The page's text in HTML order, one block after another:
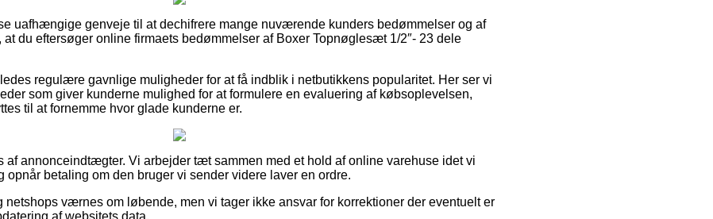
uafhængige genveje til at dechifrere mange nuværende kunders bedømmelser og af
du eftersøger online firmaets bedømmelser af Boxer Topnøglesæt 1/2″- 23 dele
regulære gavnlige muligheder for at få indblik i netbutikkens popularitet. Her ser vi
som giver kunderne mulighed for at formulere en evaluering af købsoplevelsen,
til at fornemme hvor glade kunderne er.
af annonceindtægter. Vi arbejder tæt sammen med et hold af online varehuse idet vi
opnår betaling om den bruger vi sender videre laver en ordre.
netshops værnes om løbende, men vi tager ikke ansvar for korrektioner der eventuelt er
af websitets data.